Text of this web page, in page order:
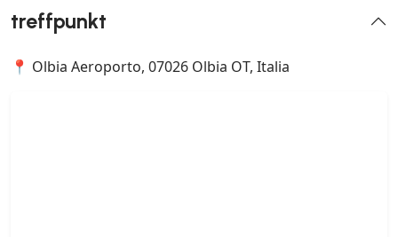
treffpunkt
📍 Olbia Aeroporto, 07026 Olbia OT, Italia